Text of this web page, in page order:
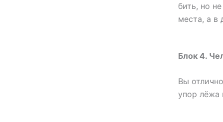
бить, но
места, а в
Блок 4.
Вы
упор лёжа